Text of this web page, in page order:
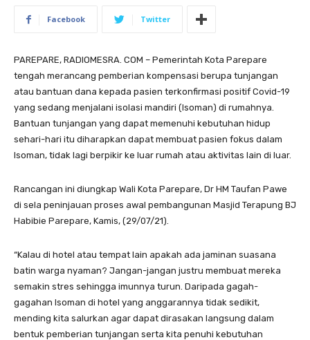
Facebook Twitter
PAREPARE, RADIOMESRA. COM – Pemerintah Kota Parepare
tengah merancang pemberian kompensasi berupa tunjangan
atau bantuan dana kepada pasien terkonfirmasi positif Covid-19
yang sedang menjalani isolasi mandiri (Isoman) di rumahnya.
Bantuan tunjangan yang dapat memenuhi kebutuhan hidup
sehari-hari itu diharapkan dapat membuat pasien fokus dalam
Isoman, tidak lagi berpikir ke luar rumah atau aktivitas lain di luar.
Rancangan ini diungkap Wali Kota Parepare, Dr HM Taufan Pawe
di sela peninjauan proses awal pembangunan Masjid Terapung BJ
Habibie Parepare, Kamis, (29/07/21).
“Kalau di hotel atau tempat lain apakah ada jaminan suasana
batin warga nyaman? Jangan-jangan justru membuat mereka
semakin stres sehingga imunnya turun. Daripada gagah-
gagahan Isoman di hotel yang anggarannya tidak sedikit,
mending kita salurkan agar dapat dirasakan langsung dalam
bentuk pemberian tunjangan serta kita penuhi kebutuhan